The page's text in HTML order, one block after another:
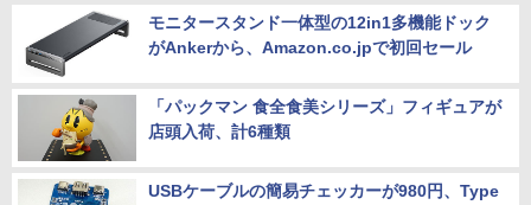
モニタースタンド一体型の12in1多機能ドック
がAnkerから、Amazon.co.jpで初回セール
「パックマン 食全食美シリーズ」フィギュアが
店頭入荷、計6種類
USBケーブルの簡易チェッカーが980円、Type